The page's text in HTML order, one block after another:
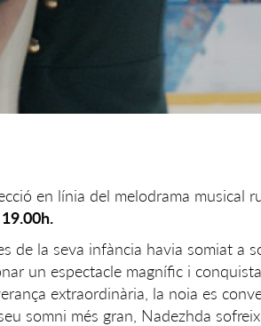
en línia del melodrama musical
de la seva infància havia somiat a
un espectacle magnífic i
extraordinària, la noia es
somni més gran, Nadezhda